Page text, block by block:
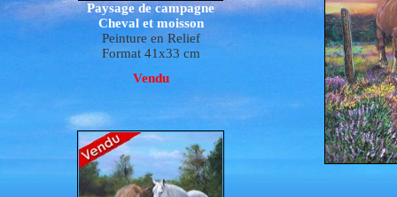
Paysage de campagne
Cheval et moisson
Peinture en Relief
Format 41x33 cm
Vendu